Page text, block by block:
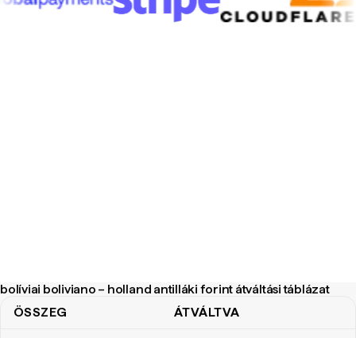
bolíviai boliviano – holland antilláki forint átváltási táblázat
ÖSSZEG ÁTVÁLTVA